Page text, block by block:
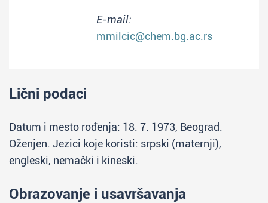
E-mail:
mmilcic@chem.bg.ac.rs
Lični podaci
Datum i mesto rođenja: 18. 7. 1973, Beograd.
Oženjen. Jezici koje koristi: srpski (maternji),
engleski, nemački i kineski.
Obrazovanje i usavršavanja